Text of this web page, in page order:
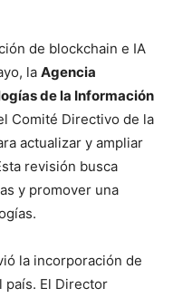
de blockchain e IA
la Agencia
de la Información
Comité Directivo de la
actualizar y ampliar
revisión busca
y promover una
la incorporación de
país. El Director